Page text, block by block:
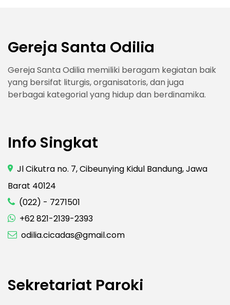
Gereja Santa Odilia
Gereja Santa Odilia memiliki beragam kegiatan baik
yang bersifat liturgis, organisatoris, dan juga
berbagai kategorial yang hidup dan berdinamika.
Info Singkat
Jl Cikutra no. 7, Cibeunying Kidul Bandung, Jawa
Barat 40124
(022) - 7271501
+62 821-2139-2393
odilia.cicadas@gmail.com
Sekretariat Paroki